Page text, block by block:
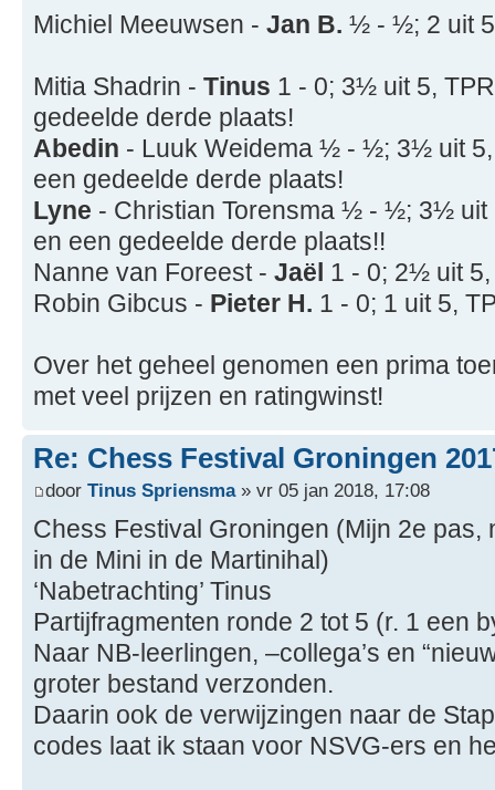
Michiel Meeuwsen - Jan B. ½ - ½; 2 uit
Mitia Shadrin - Tinus 1 - 0; 3½ uit 5,
gedeelde derde plaats!
Abedin - Luuk Weidema ½ - ½; 3½ uit
een gedeelde derde plaats!
Lyne - Christian Torensma ½ - ½; 3½ uit
en een gedeelde derde plaats!!
Nanne van Foreest - Jaël 1 - 0; 2½ uit
Robin Gibcus - Pieter H. 1 - 0; 1 uit 5,
Over het geheel genomen een prima
met veel prijzen en ratingwinst!
Re: Chess Festival Groningen
door Tinus Spriensma» vr 05 jan 2018, 17:08
Chess Festival Groningen (Mijn 2e pas,
in de Mini in de Martinihal)
‘Nabetrachting’ Tinus
Partijfragmenten ronde 2 tot 5 (r. 1 een
Naar NB-leerlingen, –collega’s en
groter bestand verzonden.
Daarin ook de verwijzingen naar de
codes laat ik staan voor NSVG-ers en